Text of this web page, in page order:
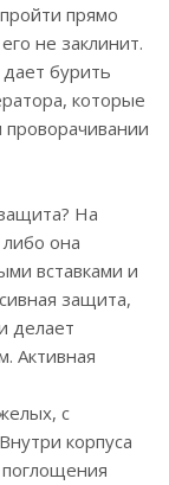
прямо
не заклинит.
бурить
которые
проворачивании
На
она
вставками и
защита,
делает
Активная
с
корпуса